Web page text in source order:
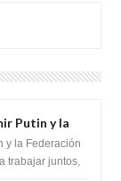
Putin y la
un
y la Federación
trabajar juntos,